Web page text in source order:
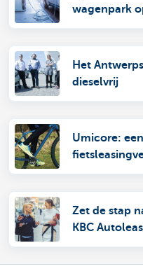
wagenpark
Het
dieselvrij
Umicore:
Zet de stap
KBC